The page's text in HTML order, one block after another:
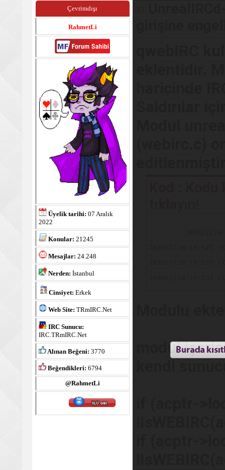
Çevrimdışı
RahmetLi
Üyelik tarihi: 07 Aralık
2022
Konular: 21245
Mesajlar: 24.248
Nerden: İstanbul
Cinsiyet: Erkek
Web Site: TRmIRC.Net
IRC Sunucu:
IRC.TRmIRC.Net
Alınan Beğeni: 3770
Beğendikleri: 6794
@RahmetLi
Ruh Hali ::
girişine
qwebIRC
eklentidir.
haricinde
Saldırılar
Modul
(webirc.c)
Kod : Kodu
tıklayın!
-
-
[KBSC][10:14:52]
-
[KBSC][10:14:53]
Modulu
modul
kendi
if (acptr-
if (acptr-